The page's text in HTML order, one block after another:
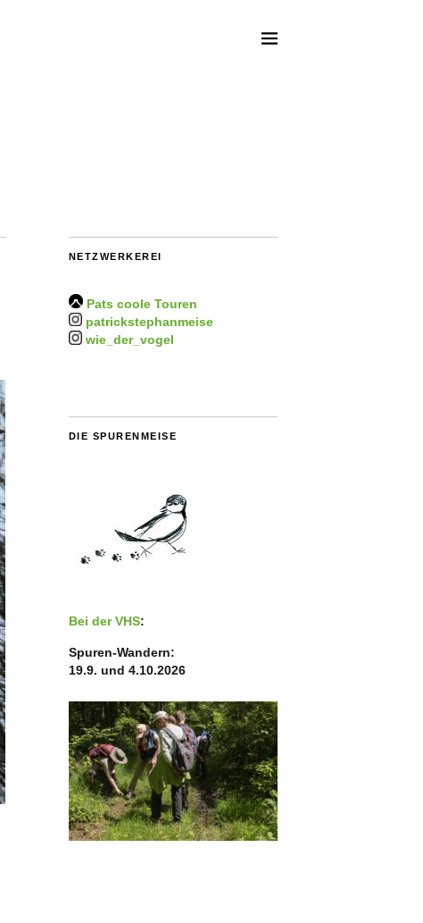
NETZWERKEREI
Pats coole Touren
patrickstephanmeise
wie_der_vogel
DIE SPURENMEISE
Bei der VHS:
Spuren-Wandern:
19.9. und 4.10.2026